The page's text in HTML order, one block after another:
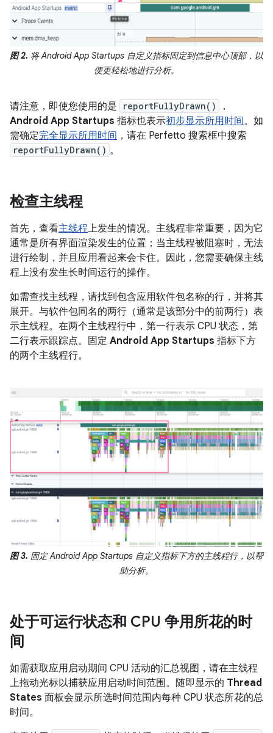
图 2. 将 Android App Startups 自定义指标固定到信息中心顶部，以
便更轻松地进行分析。
请注意，即使您使用的是 reportFullyDrawn()
，
Android App Startups 指标也表示初步显示所用时间。如
需确定完全显示所用时间 ，请在 Perfetto 搜索框中搜索
reportFullyDrawn() 。
检查主线程
首先，查看主线程上发生的情况。主线程非常重要，因为它
通常是所有界面渲染发生的位置；当主线程被阻塞时，无法
进行绘制，并且应用看起来会卡住。因此，您需要确保主线
程上没有发生长时间运行的操作。
如需查找主线程，请找到包含应用软件包名称的行，并将其
展开。与软件包同名的两行（通常是该部分中的前两行）表
示主线程。在两个主线程行中，第一行表示 CPU 状态，第
二行表示跟踪点。固定 Android App Startups 指标下方
的两个主线程行。
图 3. 固定 Android App Startups 自定义指标下方的主线程行，以帮
助分析。
处于可运行状态和 CPU 争用所花的时
间
如需获取应用启动期间 CPU 活动的汇总视图，请在主线程
上拖动光标以捕获应用启动时间范围。随即显示的 Thread
States 面板会显示所选时间范围内每种 CPU 状态所花的总
时间。